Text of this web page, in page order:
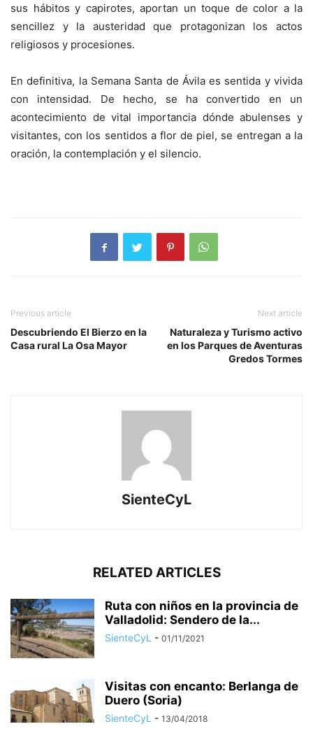
sus hábitos y capirotes, aportan un toque de color a la
sencillez y la austeridad que protagonizan los actos
religiosos y procesiones.
En definitiva, la Semana Santa de Ávila es sentida y vivida
con intensidad. De hecho, se ha convertido en un
acontecimiento de vital importancia dónde abulenses y
visitantes, con los sentidos a flor de piel, se entregan a la
oración, la contemplación y el silencio.
Previous article
Descubriendo El Bierzo en la
Casa rural La Osa Mayor
Next article
Naturaleza y Turismo activo
en los Parques de Aventuras
Gredos Tormes
SienteCyL
RELATED ARTICLES
Ruta con niños en la provincia de
Valladolid: Sendero de la...
SienteCyL - 01/11/2021
Visitas con encanto: Berlanga de
Duero (Soria)
SienteCyL - 13/04/2018